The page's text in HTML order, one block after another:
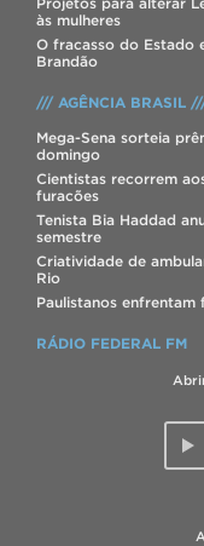
às mulheres
O fracasso do Estado
Brandão
/// AGÊNCIA BRASIL
Mega-Sena sorteia
domingo
Cientistas recorrem
furacões
Tenista Bia Haddad
semestre
Criatividade de
Rio
Paulistanos
RÁDIO FEDERAL FM